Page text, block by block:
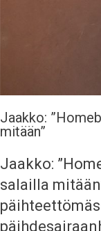
Jaakko:
mitään”
Jaakko:
salailla